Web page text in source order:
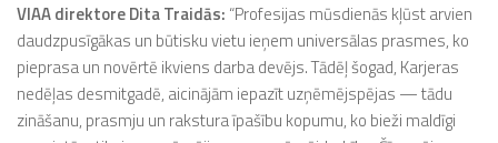
VIAA direktore Dita Traidās: “Profesijas mūsdienās kļūst arvien
daudzpusīgākas un būtisku vietu ieņem universālas prasmes, ko
pieprasa un novērtē ikviens darba devējs. Tādēļ šogad, Karjeras
nedēļas desmitgadē, aicinājām iepazīt uzņēmējspējas — tādu
zināšanu, prasmju un rakstura īpašību kopumu, ko bieži maldīgi